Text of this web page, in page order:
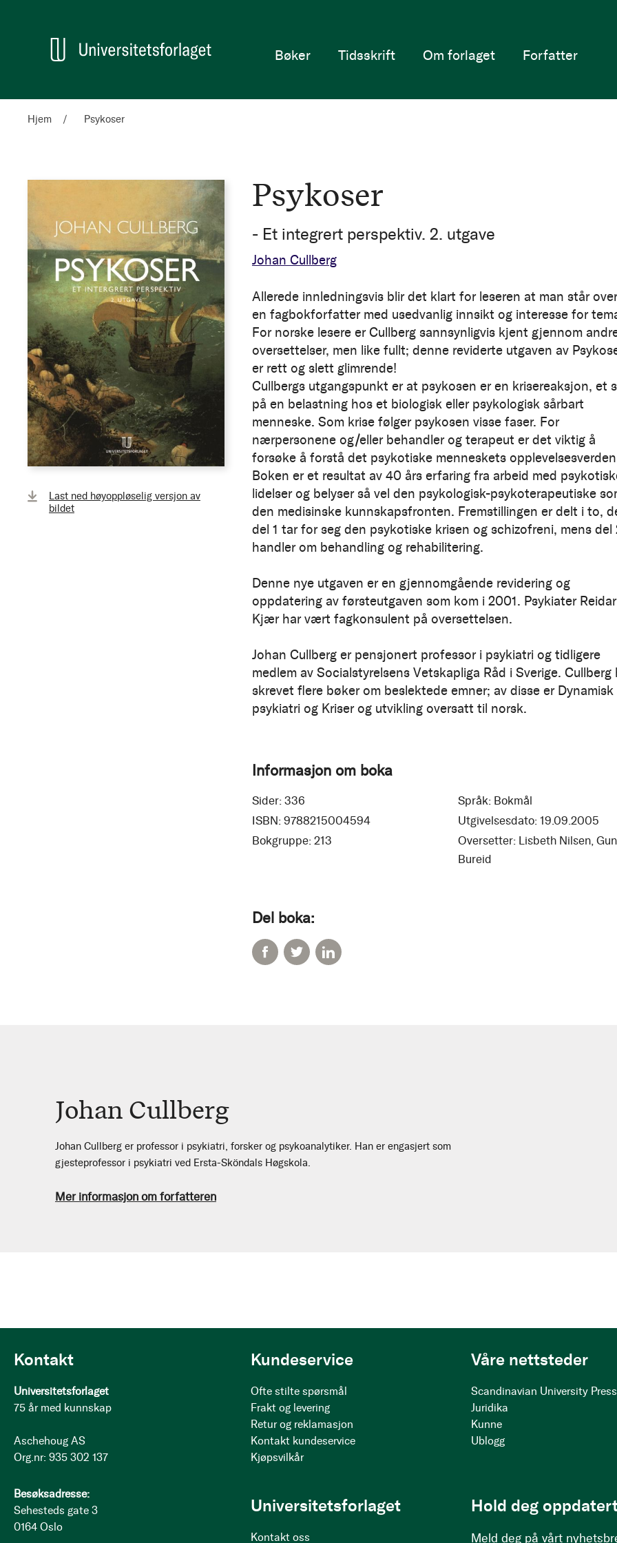
Hjem
Bøker Tidsskrift Om forlaget Forfatter
Hjem Psykoser
Last ned høyoppløselig versjon av
bildet
Psykoser
- Et integrert perspektiv. 2. utgave
Johan Cullberg
Allerede innledningsvis blir det klart for leseren at man står
en fagbokforfatter med usedvanlig innsikt og interesse for
For norske lesere er Cullberg sannsynligvis kjent gjennom
oversettelser, men like fullt; denne reviderte utgaven av
er rett og slett glimrende!
Cullbergs utgangspunkt er at psykosen er en krisereaksjon, et
på en belastning hos et biologisk eller psykologisk sårbart
menneske. Som krise følger psykosen visse faser. For
nærpersonene og/eller behandler og terapeut er det viktig å
forsøke å forstå det psykotiske menneskets
Boken er et resultat av 40 års erfaring fra arbeid med
lidelser og belyser så vel den psykologisk-psykoterapeutiske
den medisinske kunnskapsfronten. Fremstillingen er delt i to,
del 1 tar for seg den psykotiske krisen og schizofreni, mens del
handler om behandling og rehabilitering.
Denne nye utgaven er en gjennomgående revidering og
oppdatering av førsteutgaven som kom i 2001. Psykiater Reidar
Kjær har vært fagkonsulent på oversettelsen.
Johan Cullberg er pensjonert professor i psykiatri og tidligere
medlem av Socialstyrelsens Vetskapliga Råd i Sverige. Cullberg
skrevet flere bøker om beslektede emner; av disse er Dynamisk
psykiatri og Kriser og utvikling oversatt til norsk.
Informasjon om boka
Sider: 336 Språk: Bokmål
ISBN: 9788215004594 Utgivelsesdato: 19.09.2005
Bokgruppe: 213 Oversetter: Lisbeth Nilsen,
Bureid
Del boka:
Johan Cullberg
Johan Cullberg er professor i psykiatri, forsker og psykoanalytiker. Han er engasjert som
gjesteprofessor i psykiatri ved Ersta-Sköndals Høgskola.
Mer informasjon om forfatteren
Kontakt
Universitetsforlaget
75 år med kunnskap
Aschehoug AS
Org.nr: 935 302 137
Besøksadresse:
Sehesteds gate 3
0164 Oslo
Kundeservice
Ofte stilte spørsmål
Frakt og levering
Retur og reklamasjon
Kontakt kundeservice
Kjøpsvilkår
Våre nettsteder
Scandinavian University Press
Juridika
Kunne
Ublogg
Universitetsforlaget
Kontakt oss
Hold deg
Meld deg på vårt